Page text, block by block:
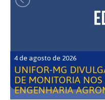
4 de agosto de 2026
UNIFOR-MG
DE MONITORIA
ENGENHARIA